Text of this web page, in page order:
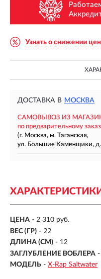
Узнать о снижении
ДОСТАВКА В МОСКВА
САМОВЫВОЗ ИЗ
по предварительному
(г. Москва, м. Таганская,
ул. Большие Каменщики, д.
ХАРАКТЕРИСТИКИ
ЦЕНА - 2 310 руб.
ВЕС (ГР) - 22
ДЛИНА (СМ) - 12
ЗАГЛУБЛЕНИЕ ВОБЛЕРА -
МОДЕЛЬ - X-Rap Saltwater